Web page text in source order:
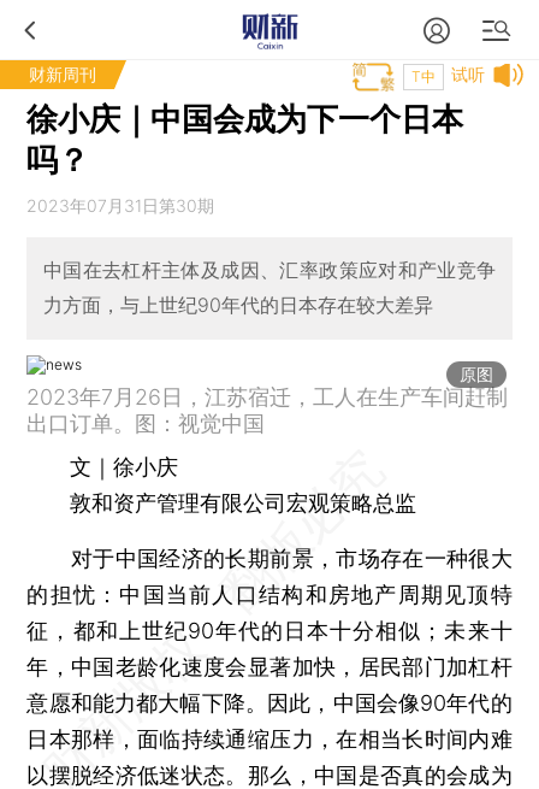
财新周刊 试听
T中
徐小庆｜中国会成为下一个日本
吗？
2023年07月31日第30期
中国在去杠杆主体及成因、汇率政策应对和产业竞争
力方面，与上世纪90年代的日本存在较大差异
原图
2023年7月26日，江苏宿迁，工人在生产车间赶制
出口订单。图：视觉中国
文｜徐小庆
敦和资产管理有限公司宏观策略总监
对于中国经济的长期前景，市场存在一种很大
的担忧：中国当前人口结构和房地产周期见顶特
征，都和上世纪90年代的日本十分相似；未来十
年，中国老龄化速度会显著加快，居民部门加杠杆
意愿和能力都大幅下降。因此，中国会像90年代的
日本那样，面临持续通缩压力，在相当长时间内难
以摆脱经济低迷状态。那么，中国是否真的会成为